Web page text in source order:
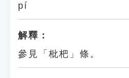
pí
解釋：
參見「枇杷」條。